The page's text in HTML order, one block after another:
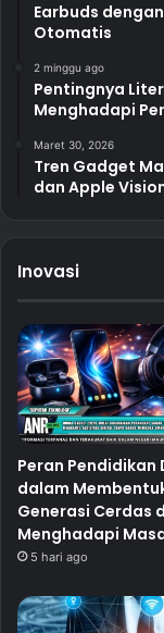
Earbuds
Otomatis
2 minggu ago
Pentingnya
Menghadapi
Maret 30, 2026
Tren Gadget
dan Apple
Inovasi
Peran Pendidikan
dalam
Generasi Cerdas
Menghadapi
5 hari ago